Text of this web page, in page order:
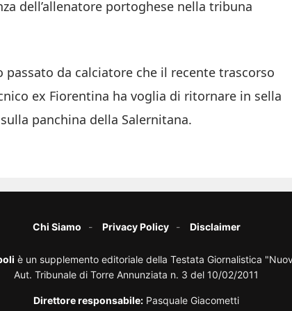
dell’allenatore portoghese nella tribuna
da calciatore che il recente trascorso
ex Fiorentina ha voglia di ritornare in sella
panchina della Salernitana.
Chi Siamo Privacy Policy Disclaimer
è un supplemento editoriale della Testata Giornalistica
Aut. Tribunale di Torre Annunziata n. 3 del 10/02/2011
Direttore responsabile: Pasquale Giacometti